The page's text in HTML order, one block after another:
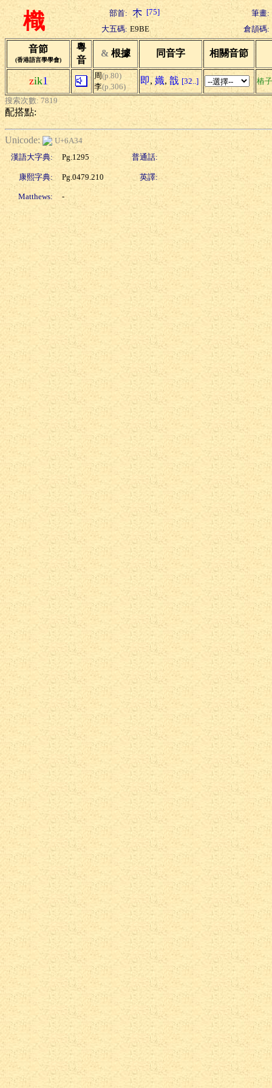
樴 部首: [75]
筆畫:
大五碼: E9BE 倉頡碼:
音節
(香港語言學學會)
粵
音
& 根據 同音字 相關音節
zik1 周(p.80)
李(p.306)
即, 嬂, 戠 [32..] 樁子
搜索次數: 7819
配搭點:
Unicode:
U+6A34
漢語大字典:
Pg.1295 普通話:
康熙字典: Pg.0479.210 英譯:
Matthews: -